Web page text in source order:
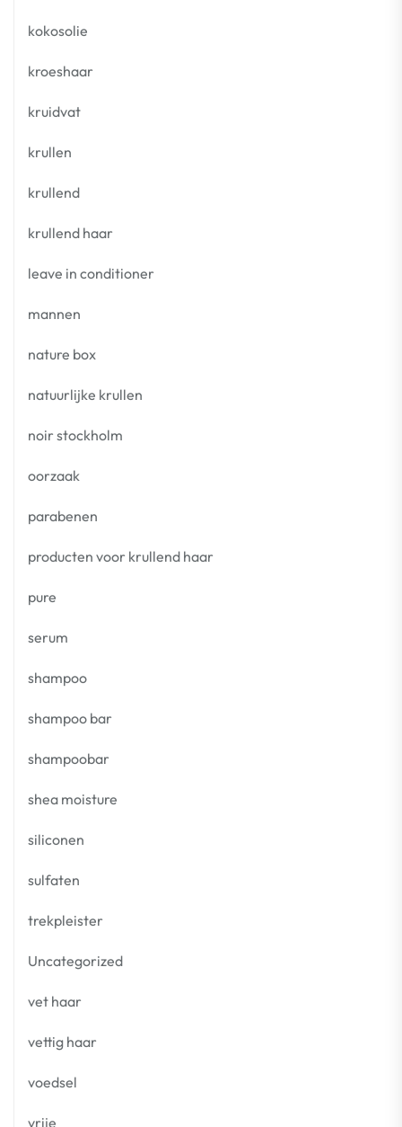
kokosolie
kroeshaar
kruidvat
krullen
krullend
krullend haar
leave in conditioner
mannen
nature box
natuurlijke krullen
noir stockholm
oorzaak
parabenen
producten voor krullend haar
pure
serum
shampoo
shampoo bar
shampoobar
shea moisture
siliconen
sulfaten
trekpleister
Uncategorized
vet haar
vettig haar
voedsel
vrije